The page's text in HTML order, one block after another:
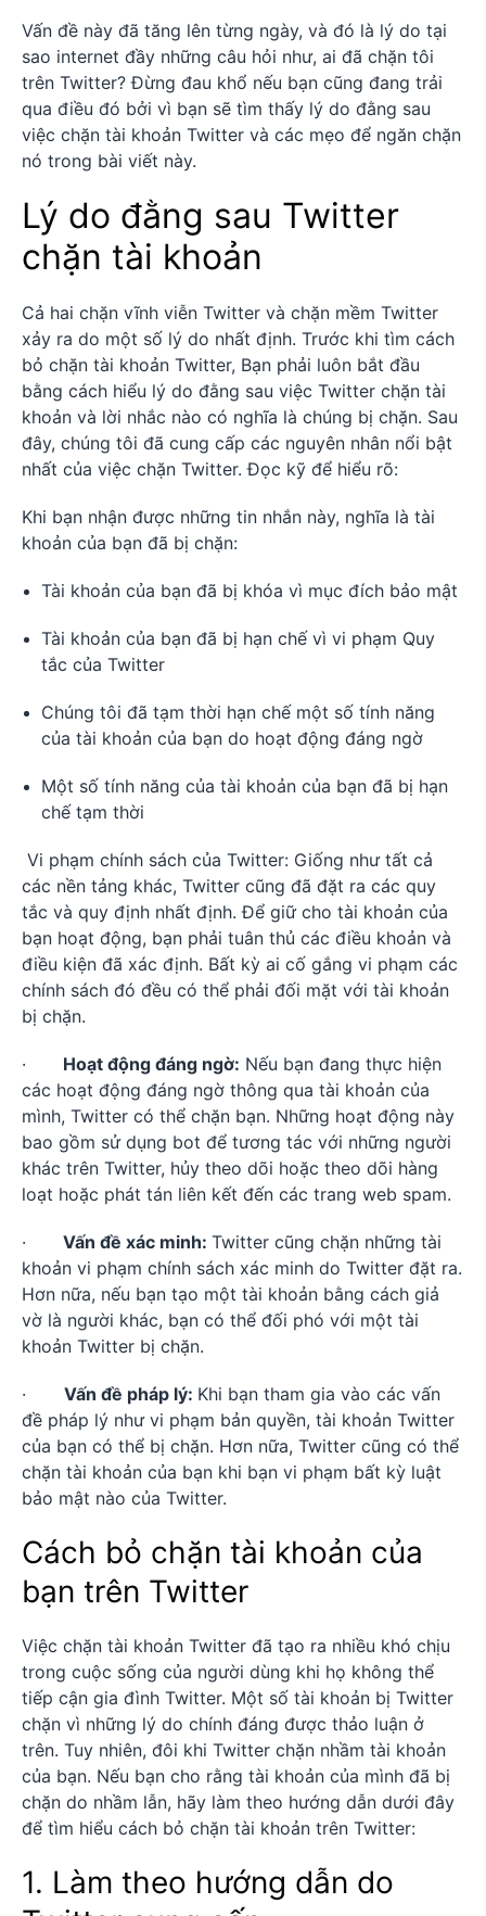
Vấn đề này đã tăng lên từng ngày, và đó là lý do tại
sao internet đầy những câu hỏi như, ai đã chặn tôi
trên Twitter? Đừng đau khổ nếu bạn cũng đang trải
qua điều đó bởi vì bạn sẽ tìm thấy lý do đằng sau
việc chặn tài khoản Twitter và các mẹo để ngăn chặn
nó trong bài viết này.
Lý do đằng sau Twitter
chặn tài khoản
Cả hai chặn vĩnh viễn Twitter và chặn mềm Twitter
xảy ra do một số lý do nhất định. Trước khi tìm cách
bỏ chặn tài khoản Twitter, Bạn phải luôn bắt đầu
bằng cách hiểu lý do đằng sau việc Twitter chặn tài
khoản và lời nhắc nào có nghĩa là chúng bị chặn. Sau
đây, chúng tôi đã cung cấp các nguyên nhân nổi bật
nhất của việc chặn Twitter. Đọc kỹ để hiểu rõ:
Khi bạn nhận được những tin nhắn này, nghĩa là tài
khoản của bạn đã bị chặn:
Tài khoản của bạn đã bị khóa vì mục đích bảo mật
Tài khoản của bạn đã bị hạn chế vì vi phạm Quy
tắc của Twitter
Chúng tôi đã tạm thời hạn chế một số tính năng
của tài khoản của bạn do hoạt động đáng ngờ
Một số tính năng của tài khoản của bạn đã bị hạn
chế tạm thời
Vi phạm chính sách của Twitter: Giống như tất cả
các nền tảng khác, Twitter cũng đã đặt ra các quy
tắc và quy định nhất định. Để giữ cho tài khoản của
bạn hoạt động, bạn phải tuân thủ các điều khoản và
điều kiện đã xác định. Bất kỳ ai cố gắng vi phạm các
chính sách đó đều có thể phải đối mặt với tài khoản
bị chặn.
· Hoạt động đáng ngờ: Nếu bạn đang thực hiện
các hoạt động đáng ngờ thông qua tài khoản của
mình, Twitter có thể chặn bạn. Những hoạt động này
bao gồm sử dụng bot để tương tác với những người
khác trên Twitter, hủy theo dõi hoặc theo dõi hàng
loạt hoặc phát tán liên kết đến các trang web spam.
· Vấn đề xác minh: Twitter cũng chặn những tài
khoản vi phạm chính sách xác minh do Twitter đặt ra.
Hơn nữa, nếu bạn tạo một tài khoản bằng cách giả
vờ là người khác, bạn có thể đối phó với một tài
khoản Twitter bị chặn.
· Vấn đề pháp lý: Khi bạn tham gia vào các vấn
đề pháp lý như vi phạm bản quyền, tài khoản Twitter
của bạn có thể bị chặn. Hơn nữa, Twitter cũng có thể
chặn tài khoản của bạn khi bạn vi phạm bất kỳ luật
bảo mật nào của Twitter.
Cách bỏ chặn tài khoản của
bạn trên Twitter
Việc chặn tài khoản Twitter đã tạo ra nhiều khó chịu
trong cuộc sống của người dùng khi họ không thể
tiếp cận gia đình Twitter. Một số tài khoản bị Twitter
chặn vì những lý do chính đáng được thảo luận ở
trên. Tuy nhiên, đôi khi Twitter chặn nhầm tài khoản
của bạn. Nếu bạn cho rằng tài khoản của mình đã bị
chặn do nhầm lẫn, hãy làm theo hướng dẫn dưới đây
để tìm hiểu cách bỏ chặn tài khoản trên Twitter:
1. Làm theo hướng dẫn do